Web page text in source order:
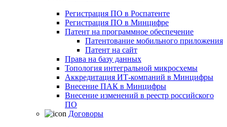
Регистрация ПО в Роспатенте
Регистрация ПО в Минцифре
Патент на программное обеспечение
Патентование мобильного приложения
Патент на сайт
Права на базу данных
Топология интегральной микросхемы
Аккредитация ИТ-компаний в Минцифры
Внесение ПАК в Минцифры
Внесение изменений в реестр российского
ПО
Договоры